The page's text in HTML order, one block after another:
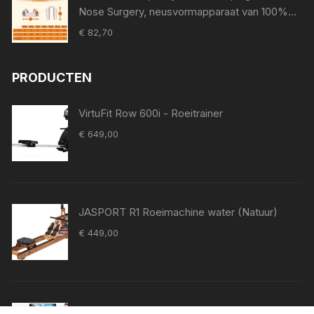
Nose Surgery, neusvormapparaat van 100%
medische siliconen, neuspad voor Surgery,
€ 82,70
PRODUCTEN
VirtuFit Row 600i - Roeitrainer
€ 649,00
JASPORT R1 Roeimachine water (Natuur)
€ 449,00